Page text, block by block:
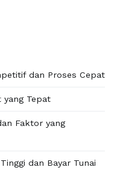
dan Proses Cepat
yang Tepat
Faktor yang
dan Bayar Tunai